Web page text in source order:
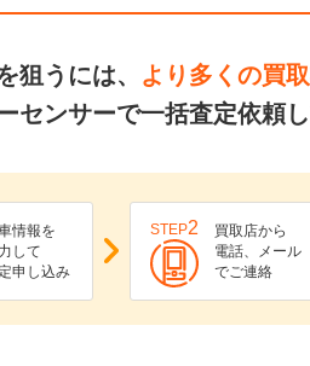
狙うには、 より多くの買
センサーで一括査定依頼
情報を
して
申し込み
STEP2
買取店から
電話、メール
でご連絡